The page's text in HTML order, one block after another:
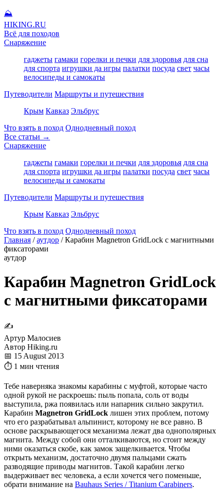
⛰
HIKING.RU
Всё для походов
Снаряжение
гаджеты гамаки горелки и печки для здоровья для сна
для спорта игрушки да игры палатки посуда свет часы
велосипеды и самокаты
Путеводители Маршруты и путешествия
Крым Кавказ Эльбрус
Что взять в поход Однодневный поход
Все статьи →
Снаряжение
гаджеты гамаки горелки и печки для здоровья для сна
для спорта игрушки да игры палатки посуда свет часы
велосипеды и самокаты
Путеводители Маршруты и путешествия
Крым Кавказ Эльбрус
Что взять в поход Однодневный поход
Главная / аутдор / Карабин Magnetron GridLock с магнитными
фиксаторами
аутдор
Карабин Magnetron GridLock
с магнитными фиксаторами
✍
Артур Малосиев
Автор Hiking.ru
📅 15 August 2013
⏱ 1 мин чтения
Тебе наверняка знакомы карабины с муфтой, которые часто
одной рукой не раскроешь: пыль попала, соль от воды
выступила, ржа появилась или напарник сильно закрутил.
Карабин Magnetron GridLock лишен этих проблем, потому
что его разрабатывал альпинист, которому не все равно. В
основе раскрывающегося механизма лежат два однополярных
магнита. Между собой они отталкиваются, но стоит между
ними оказаться скобе, как замок защелкивается. Чтобы
открыть механизм, достаточно двумя пальцами сжать
разводящие приводы магнитов. Такой карабин легко
выдерживает вес человека, а если хочется чего поменьше,
обрати внимание на Bauhaus Series / Titanium Carabiners.